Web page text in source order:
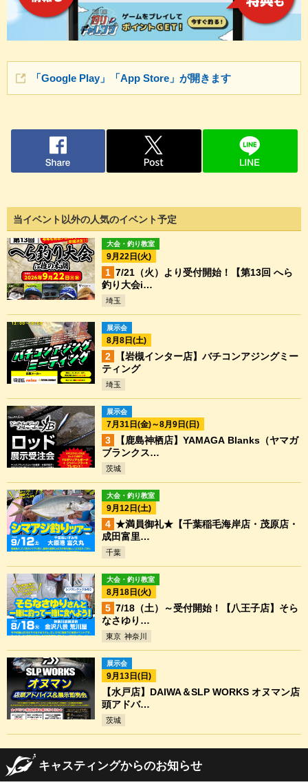
「Google Play」「App Store」が開きます
当イベント以外の人気のイベント予定
大会・釣り教室
9月22日(火)
7/21（火）より受付開始！【第13回 へら
釣り大会i…
埼玉
展示会
8月8日(土)
【岩槻インター店】バチコンアジングミー
ティング
埼玉
展示会
7月31日(金)～8月9日(日)
【鹿島神栖店】YAMAGA Blanks（ヤマガ
ブランクス…
茨城
大会・釣り教室
9月12日(土)
★満員御礼★【千葉稲毛海岸店・茂原店・
成田富里…
千葉
大会・釣り教室
8月18日(火)
7/18（土）～受付開始！【八王子店】そら
なさゆり…
東京 神奈川
展示会
9月13日(日)
【水戸店】DAIWA＆SLP WORKS オヌマン店
頭アドバ…
茨城
キャスティングからのお知らせ